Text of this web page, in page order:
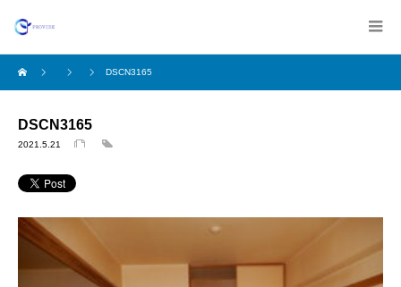
DSCN3165
DSCN3165
2021.5.21